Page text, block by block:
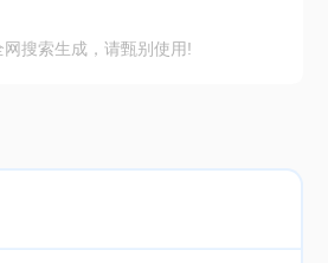
搜索生成，请甄别使用!